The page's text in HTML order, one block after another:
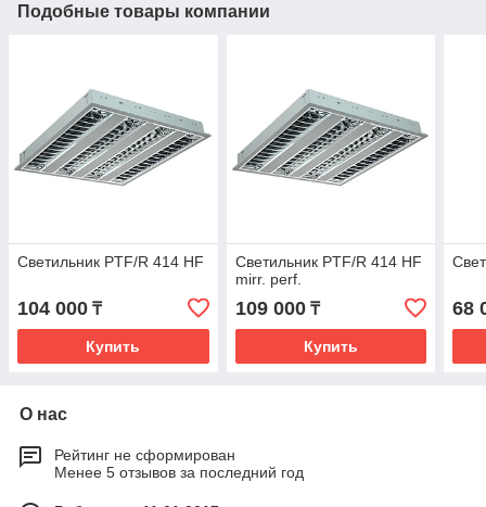
Подобные товары компании
Светильник PTF/R 414 HF
104 000 ₸
Купить
Светильник PTF/R 414 HF
mirr. perf.
109 000₸
Купить
68
О нас
Рейтинг не сформирован
Менее 5 отзывов за последний год